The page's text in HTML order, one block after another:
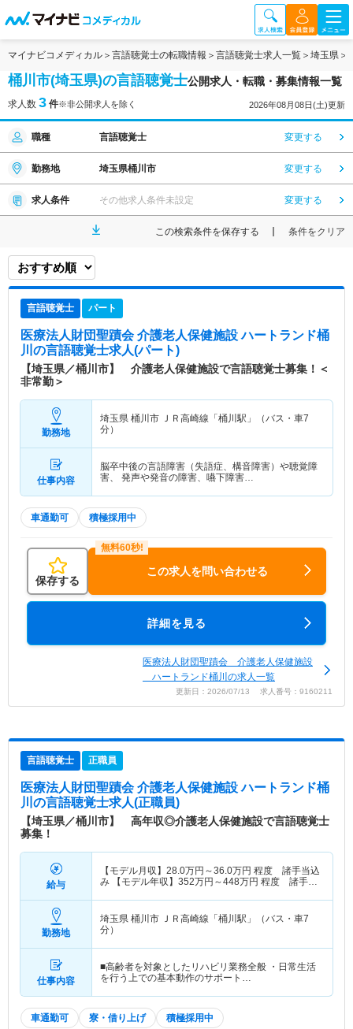
マイナビコメディカル 言語聴覚士の転職情報 言語聴覚士求人一覧 埼玉県
桶川市(埼玉県)の言語聴覚士公開求人・転職・募集情報一覧
求人数 3 件※非公開求人を除く 2026年08月08日(土)更新
職種 言語聴覚士 変更する
勤務地 埼玉県桶川市 変更する
求人条件 その他求人条件未設定 変更する
この検索条件を保存する 条件をクリア
言語聴覚士 パート
医療法人財団聖蹟会 介護老人保健施設 ハートランド桶
川 の言語聴覚士求人(パート)
【埼玉県／桶川市】 介護老人保健施設で言語聴覚士募集！＜
非常勤＞
勤務地
埼玉県 桶川市 ＪＲ高崎線「桶川駅」（バス・車7
分）
仕事内容
脳卒中後の言語障害（失語症、構音障害）や聴覚障
害、 発声や発音の障害、嚥下障害…
車通勤可 積極採用中
保存する
この求人を問い合わせる
詳細を見る
医療法人財団聖蹟会 介護老人保健施設
ハートランド桶川の求人一覧
更新日：2026/07/13 求人番号：9160211
言語聴覚士 正職員
医療法人財団聖蹟会 介護老人保健施設 ハートランド桶
川 の言語聴覚士求人(正職員)
【埼玉県／桶川市】 高年収◎介護老人保健施設で言語聴覚士
募集！
給与
【モデル月収】 28.0万円～36.0万円 程度 諸手当込
み 【モデル年収】 352万円～448万円 程度 諸手当
勤務地
埼玉県 桶川市 ＪＲ高崎線「桶川駅」（バス・車7
分）
仕事内容
■高齢者を対象としたリハビリ業務全般 ・日常生活
を行う上での基本動作のサポート…
車通勤可 寮・借り上げ 積極採用中